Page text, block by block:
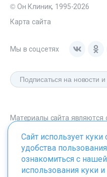
© Он Клиник, 1995-2026
Карта сайта
Мы в соцсетях
Материалы сайта
onclinic.ru запрещено в
Сайт использует
удобства
ознакомиться с нашей
использования куки и